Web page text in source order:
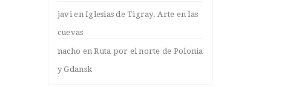
javienIglesias de Tigray. Arte en las
cuevas
nacho enRuta por el norte de Polonia
y Gdansk